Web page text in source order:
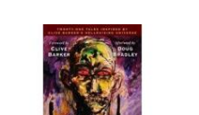
12%
dcto.